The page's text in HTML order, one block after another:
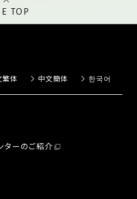
TOP
繁体 中文簡体 한국어
ターのご紹介